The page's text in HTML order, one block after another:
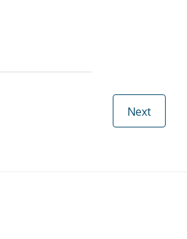
Next